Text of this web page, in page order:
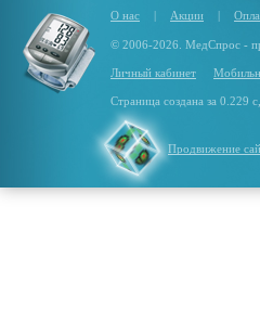
О нас | Акции |
© 2006-2026. МедСпрос -
Личный кабинет
Страница создана за 0.229
Продвижение